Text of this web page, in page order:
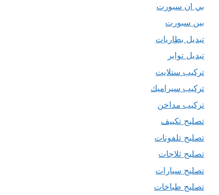
بي ان سبورت
بين سبورت
تبديل بطاريات
تبديل تواير
تركيب ستلايت
تركيب سيراميك
تركيب مداخن
تصليح تكييف
تصليح تلفونات
تصليح ثلاجات
تصليح سيارات
تصليح طباخات